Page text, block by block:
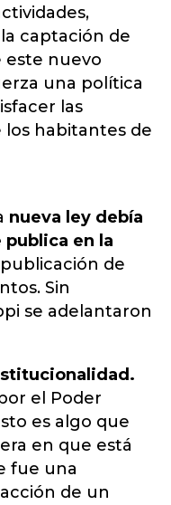
captación de
este nuevo
una política
las
los habitantes de
nueva ley debía
publica en la
de
Sin
se adelantaron
el Poder
es algo que
en que está
fue una
de un